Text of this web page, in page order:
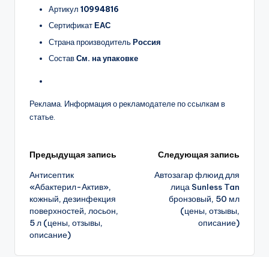
Артикул 10994816
СертификатЕАС
Страна производительРоссия
СоставСм. на упаковке
Реклама. Информация о рекламодателе по ссылкам в
статье.
Навигация
записи
Предыдущая запись
Антисептик
«Абактерил-Актив»,
кожный, дезинфекция
поверхностей, лосьон,
5 л (цены, отзывы,
описание)
Следующая запись
Автозагар флюид для
лица Sunless Tan
бронзовый, 50 мл
(цены, отзывы,
описание)